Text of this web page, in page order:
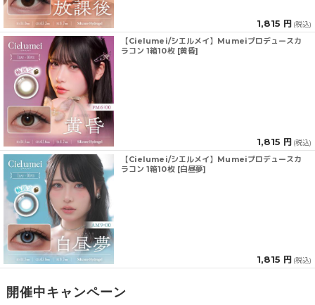
1,815 円 (税込)
【Cielumei/シエルメイ】Mumeiプロデュースカ
ラコン 1箱10枚 [黄昏]
1,815 円 (税込)
【Cielumei/シエルメイ】Mumeiプロデュースカ
ラコン 1箱10枚 [白昼夢]
1,815 円 (税込)
開催中キャンペーン